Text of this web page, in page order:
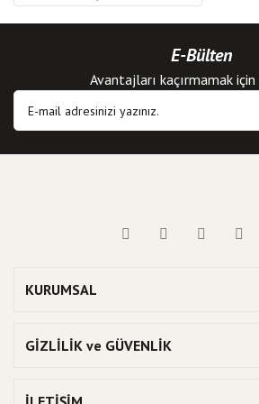
E-Bülten
Avantajları kaçırmamak
KURUMSAL
GİZLİLİK ve GÜVENLİK